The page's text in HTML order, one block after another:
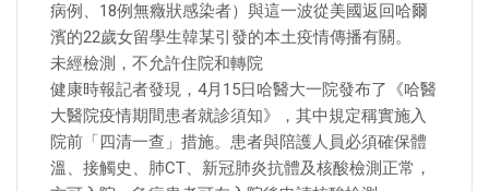
病例、18例無癥狀感染者）與這一波從美國返回哈爾
濱的22歲女留學生韓某引發的本土疫情傳播有關。
未經檢測，不允許住院和轉院
健康時報記者發現，4月15日哈醫大一院發布了《哈醫
大醫院疫情期間患者就診須知》，其中規定稱實施入
院前「四清一查」措施。患者與陪護人員必須確保體
溫、接觸史、肺CT、新冠肺炎抗體及核酸檢測正常，